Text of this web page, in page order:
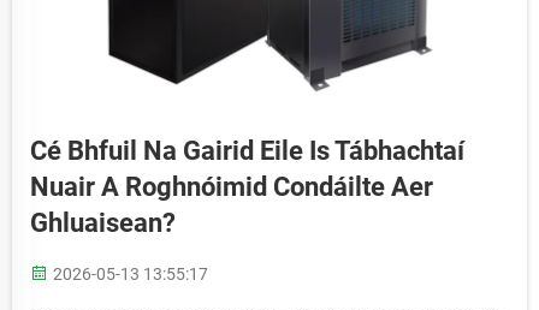
Cé Bhfuil Na Gairid Eile Is Tábhachtaí
Nuair A Roghnóimid Condáilte Aer
Ghluaisean?
2026-05-13 13:55:17